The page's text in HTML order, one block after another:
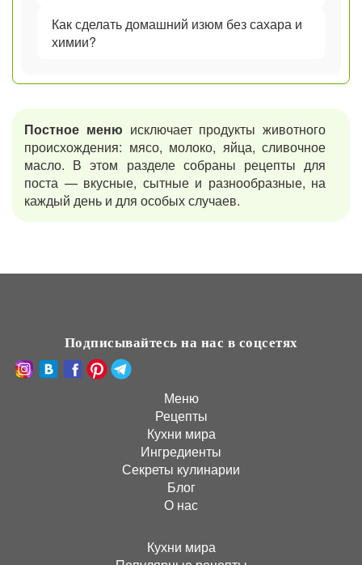
Как сделать домашний изюм без сахара и
химии?
Постное меню исключает продукты животного
происхождения: мясо, молоко, яйца, сливочное
масло. В этом разделе собраны рецепты для
поста — вкусные, сытные и разнообразные, на
каждый день и для особых случаев.
Подписывайтесь на нас в соцсетях
Меню
Рецепты
Кухни мира
Ингредиенты
Секреты кулинарии
Блог
О нас
Кухни мира